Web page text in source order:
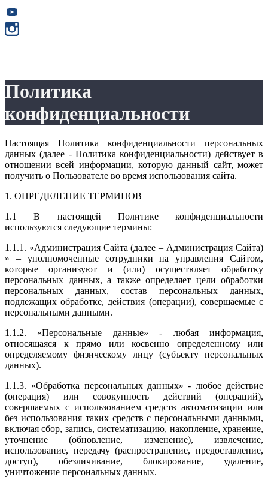
Политика
конфиденциальности
Настоящая Политика конфиденциальности персональных
данных (далее - Политика конфиденциальности) действует в
отношении всей информации, которую данный сайт, может
получить о Пользователе во время использования сайта.
1. ОПРЕДЕЛЕНИЕ ТЕРМИНОВ
1.1 В настоящей Политике конфиденциальности
используются следующие термины:
1.1.1. «Администрация Сайта (далее – Администрация Сайта)
» – уполномоченные сотрудники на управления Сайтом,
которые организуют и (или) осуществляет обработку
персональных данных, а также определяет цели обработки
персональных данных, состав персональных данных,
подлежащих обработке, действия (операции), совершаемые с
персональными данными.
1.1.2. «Персональные данные» - любая информация,
относящаяся к прямо или косвенно определенному или
определяемому физическому лицу (субъекту персональных
данных).
1.1.3. «Обработка персональных данных» - любое действие
(операция) или совокупность действий (операций),
совершаемых с использованием средств автоматизации или
без использования таких средств с персональными данными,
включая сбор, запись, систематизацию, накопление, хранение,
уточнение (обновление, изменение), извлечение,
использование, передачу (распространение, предоставление,
доступ), обезличивание, блокирование, удаление,
уничтожение персональных данных.